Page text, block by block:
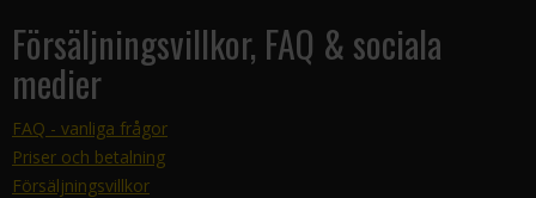
Försäljningsvillkor, FAQ & sociala
medier
FAQ - vanliga frågor
Priser och betalning
Försäljningsvillkor